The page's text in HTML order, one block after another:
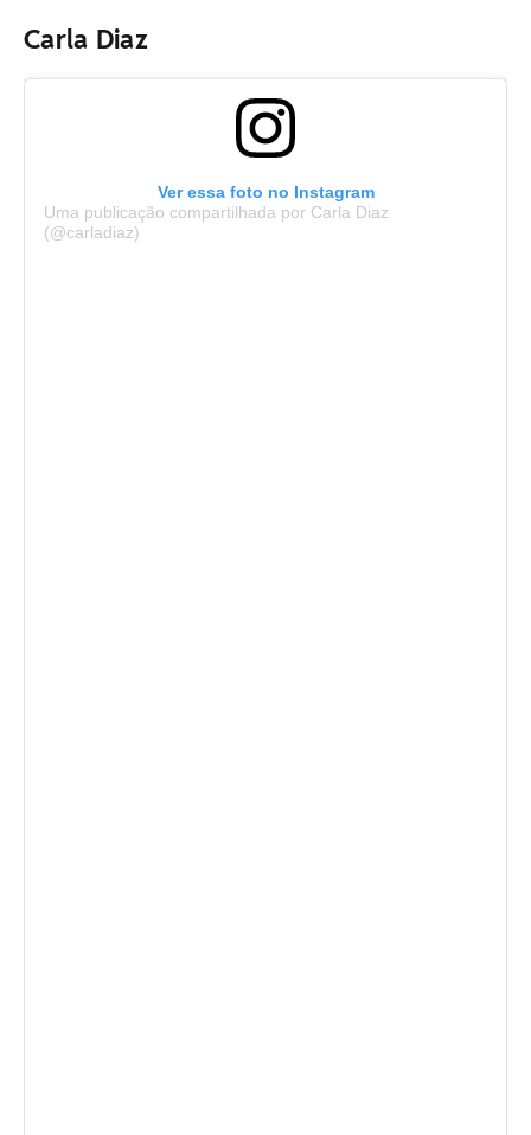
Carla Diaz
Ver essa foto no Instagram
Uma publicação compartilhada por Carla Diaz
(@carladiaz)